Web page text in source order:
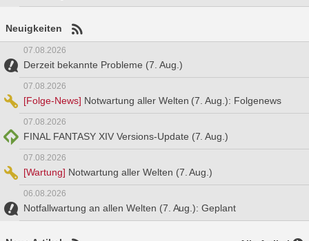
Neuigkeiten
07.08.2026
Derzeit bekannte Probleme (7. Aug.)
07.08.2026
[Folge-News] Notwartung aller Welten (7. Aug.): Folgenews
07.08.2026
FINAL FANTASY XIV Versions-Update (7. Aug.)
07.08.2026
[Wartung] Notwartung aller Welten (7. Aug.)
06.08.2026
Notfallwartung an allen Welten (7. Aug.): Geplant